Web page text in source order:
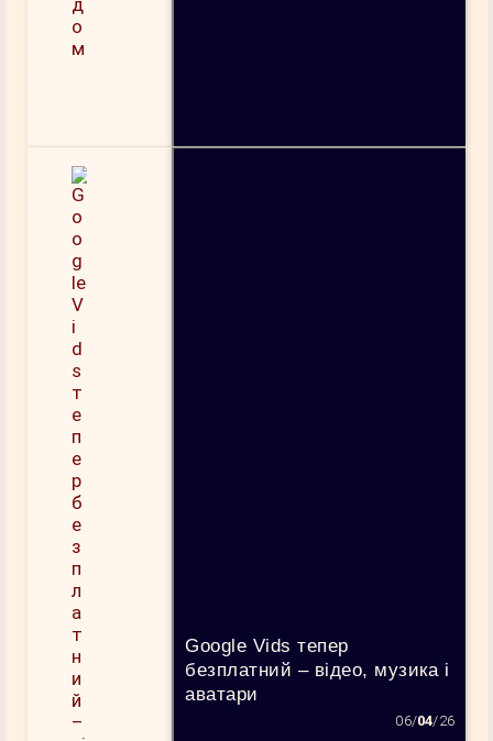
Google Vids тепер
безплатний – відео, музика і
аватари
06/04/26